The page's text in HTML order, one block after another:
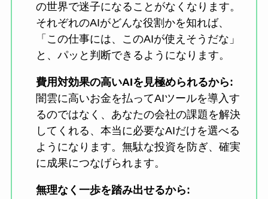
の世界で迷子になることがなくなります。
それぞれのAIがどんな役割かを知れば、
「この仕事には、このAIが使えそうだな」
と、パッと判断できるようになります。
費用対効果の高いAIを見極められるから:
闇雲に高いお金を払ってAIツールを導入す
るのではなく、あなたの会社の課題を解決
してくれる、本当に必要なAIだけを選べる
ようになります。無駄な投資を防ぎ、確実
に成果につなげられます。
無理なく一歩を踏み出せるから: